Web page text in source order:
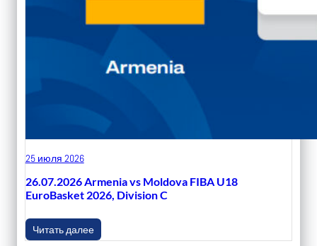
25 июля 2026
26.07.2026 Armenia vs Moldova FIBA U18
EuroBasket 2026, Division C
Читать далее